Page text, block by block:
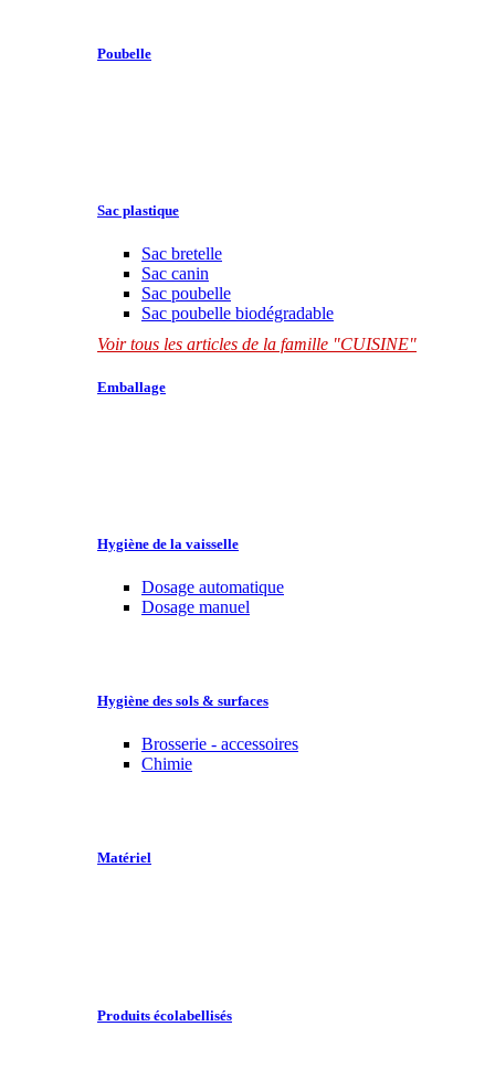
Poubelle
Sac plastique
Sac bretelle
Sac canin
Sac poubelle
Sac poubelle biodégradable
Voir tous les articles de la famille "CUISINE"
Emballage
Hygiène de la vaisselle
Dosage automatique
Dosage manuel
Hygiène des sols & surfaces
Brosserie - accessoires
Chimie
Matériel
Produits écolabellisés